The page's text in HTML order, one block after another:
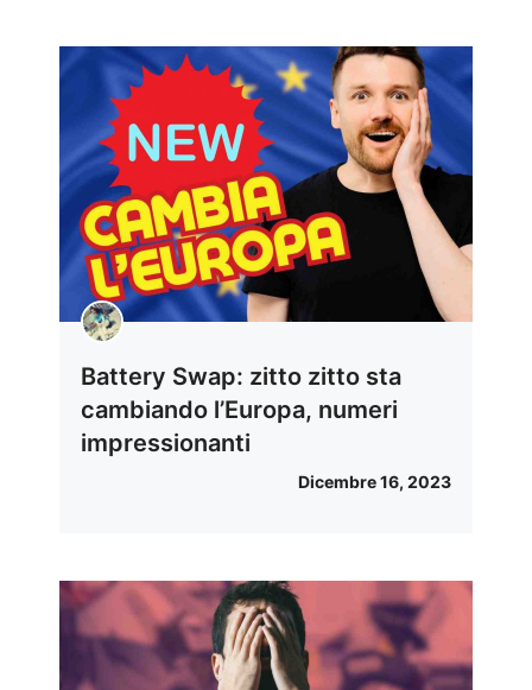
Battery Swap: zitto zitto sta
cambiando l’Europa, numeri
impressionanti
Dicembre 16, 2023